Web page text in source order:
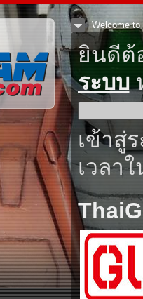
Welcome to
ยินดี
ระบบ
เข้าสู่
เวลา